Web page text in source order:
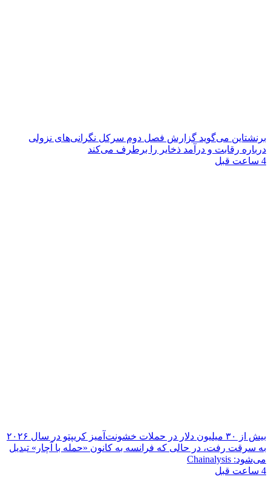
برنشتاین می‌گوید گزارش فصل دوم سرکل نگرانی‌های نزولی
درباره رقابت و درآمد ذخایر را برطرف می‌کند
4 ساعت قبل
بیش از ۳۰ میلیون دلار در حملات خشونت‌آمیز کریپتو در سال ۲۰۲۶
به سرقت رفت، در حالی که فرانسه به کانون «حمله با آچار» تبدیل
می‌شود: Chainalysis
4 ساعت قبل